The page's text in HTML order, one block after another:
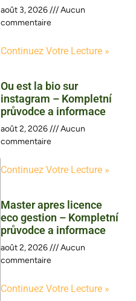
août 3, 2026
Aucun
commentaire
Continuez Votre Lecture »
Ou est la bio sur
instagram – Kompletní
průvodce a informace
août 2, 2026
Aucun
commentaire
Continuez Votre Lecture »
Master apres licence
eco gestion – Kompletní
průvodce a informace
août 2, 2026
Aucun
commentaire
Continuez Votre Lecture »